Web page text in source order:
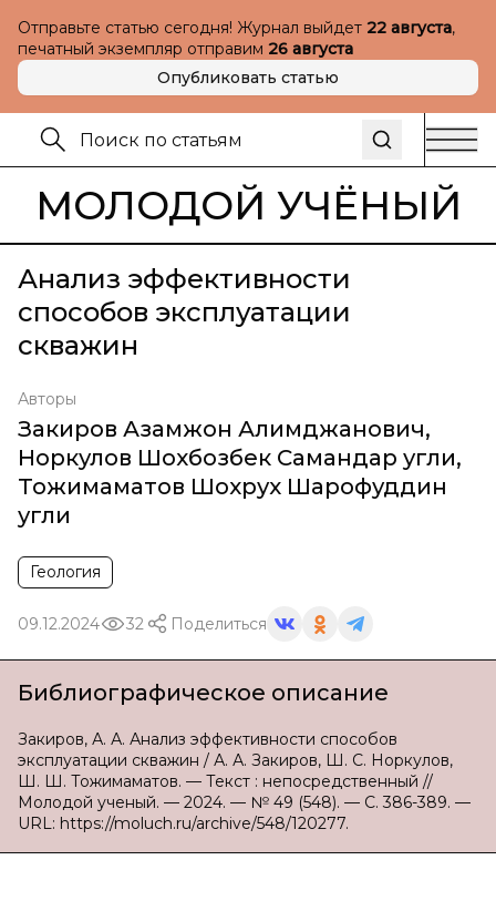
Отправьте статью сегодня! Журнал выйдет 22 августа,
печатный экземпляр отправим 26 августа
Опубликовать статью
МОЛОДОЙ УЧЁНЫЙ
Анализ эффективности
способов эксплуатации
скважин
Авторы
Закиров Азамжон Алимджанович,
Норкулов Шохбозбек Самандар угли,
Тожимаматов Шохрух Шарофуддин
угли
Геология
09.12.2024 32 Поделиться
Библиографическое описание
Закиров, А. А. Анализ эффективности способов
эксплуатации скважин / А. А. Закиров, Ш. С. Норкулов,
Ш. Ш. Тожимаматов. — Текст : непосредственный //
Молодой ученый. — 2024. — № 49 (548). — С. 386-389. —
URL: https://moluch.ru/archive/548/120277.